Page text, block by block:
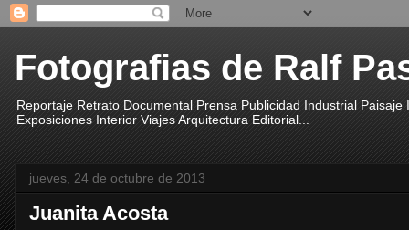
Fotografias de Ralf
Reportaje Retrato Documental Prensa Publicidad Industrial
Exposiciones Interior Viajes Arquitectura Editorial...
jueves, 24 de octubre de 2013
Juanita Acosta